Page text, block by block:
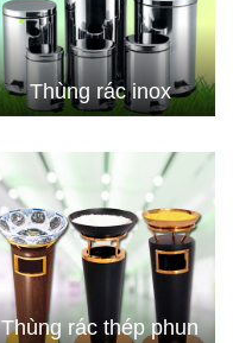
Thùng rác inox
Thùng rác thép phun